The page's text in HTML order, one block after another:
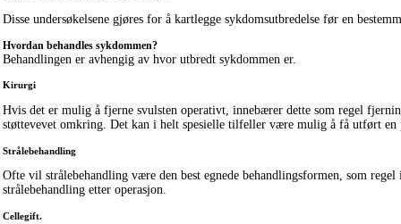
Disse undersøkelsene gjøres for å kartlegge sykdomsutbredelse før en
Hvordan behandles sykdommen?
Behandlingen er avhengig av hvor utbredt sykdommen er.
Kirurgi
Hvis det er mulig å fjerne svulsten operativt, innebærer dette som regel
støttevevet omkring. Det kan i helt spesielle tilfeller være mulig å få utført en
Strålebehandling
Ofte vil strålebehandling være den best egnede behandlingsformen, som
strålebehandling etter operasjon.
Cellegift.